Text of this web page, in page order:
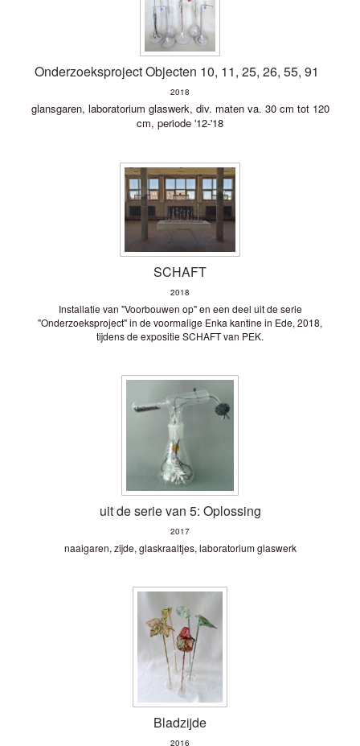
Onderzoeksproject Objecten 10, 11, 25, 26, 55, 91
2018
glansgaren, laboratorium glaswerk, div. maten va. 30 cm tot 120
cm, periode '12-'18
SCHAFT
2018
Installatie van "Voorbouwen op" en een deel uit de serie
"Onderzoeksproject" in de voormalige Enka kantine in Ede, 2018,
tijdens de expositie SCHAFT van PEK.
uit de serie van 5: Oplossing
2017
naaigaren, zijde, glaskraaltjes, laboratorium glaswerk
Bladzijde
2016